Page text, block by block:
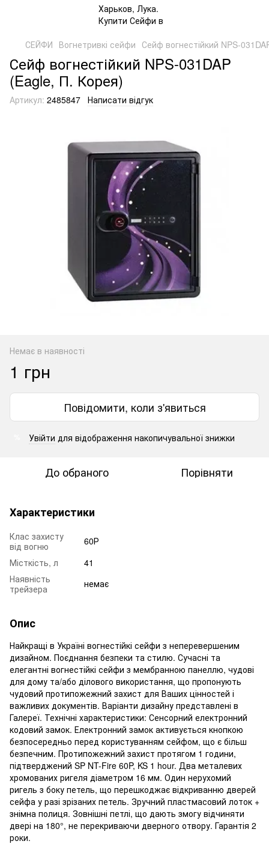
СЕЙФИ Вогнетривкі сейфи Сейф вогнестійкий NPS-
Сейф вогнестійкий NPS-031DAP
(Eagle, П. Корея)
Артикул: 2485847 Написати відгук
Немає в наявності
1 грн
Повідомити, коли з'явиться
Увійти для відображення накопичувальної знижки
До обраного Порівняти
Характеристики
Клас захисту
від вогню
60Р
Місткість, л
41
Наявність
трейзера
немає
Опис
Найкращі в Україні вогнестійкі сейфи з неперевершеним
дизайном. Поєднання безпеки та стилю. Сучасні та
елегантні вогнестійкі сейфи з мембранною панеллю, чудові
для дому та/або ділового використання, що пропонують
чудовий протипожежний захист для Ваших цінностей і
важливих документів. Варіанти дизайну представлені в
Галереї. Технічні характеристики: Сенсорний електронний
кодовий замок. Електронний замок активується кнопкою
безпосередньо перед користуванням сейфом, що є більш
безпечним. Протипожежний захист протягом 1 години,
підтверджений SP NT-Fire 60P, KS 1 hour. Два металевих
хромованих ригеля діаметром 16 мм. Один нерухомий
ригель з боку петель, що перешкоджає відкриванню дверей
сейфа у разі зрізаних петель. Зручний пластмасовий лоток +
знімна полиця. Зовнішні петлі, що дають змогу відчиняти
двері на 180°, не перекриваючи дверного отвору. Гарантія 2
роки.